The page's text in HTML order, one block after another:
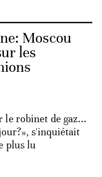
Moscou
les
le robinet de gaz...
s'inquiétait
plus lu